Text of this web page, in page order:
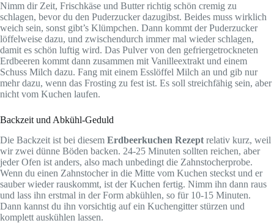
Nimm dir Zeit, Frischkäse und Butter richtig schön cremig zu
schlagen, bevor du den Puderzucker dazugibst. Beides muss wirklich
weich sein, sonst gibt’s Klümpchen. Dann kommt der Puderzucker
löffelweise dazu, und zwischendurch immer mal wieder schlagen,
damit es schön luftig wird. Das Pulver von den gefriergetrockneten
Erdbeeren kommt dann zusammen mit Vanilleextrakt und einem
Schuss Milch dazu. Fang mit einem Esslöffel Milch an und gib nur
mehr dazu, wenn das Frosting zu fest ist. Es soll streichfähig sein, aber
nicht vom Kuchen laufen.
Backzeit und Abkühl-Geduld
Die Backzeit ist bei diesem Erdbeerkuchen Rezept relativ kurz, weil
wir zwei dünne Böden backen. 24-25 Minuten sollten reichen, aber
jeder Ofen ist anders, also mach unbedingt die Zahnstocherprobe.
Wenn du einen Zahnstocher in die Mitte vom Kuchen steckst und er
sauber wieder rauskommt, ist der Kuchen fertig. Nimm ihn dann raus
und lass ihn erstmal in der Form abkühlen, so für 10-15 Minuten.
Dann kannst du ihn vorsichtig auf ein Kuchengitter stürzen und
komplett auskühlen lassen.